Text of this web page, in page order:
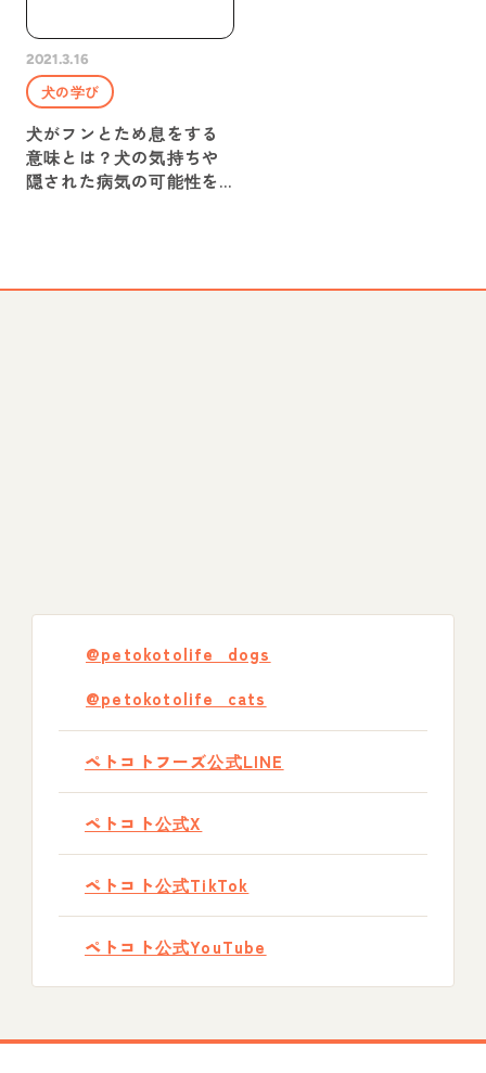
2021.3.16
犬の学び
犬がフンとため息をする
意味とは？犬の気持ちや
隠された病気の可能性を
@petokotolife_dogs
@petokotolife_cats
ペトコトフーズ公式LINE
ペトコト公式X
ペトコト公式TikTok
ペトコト公式YouTube